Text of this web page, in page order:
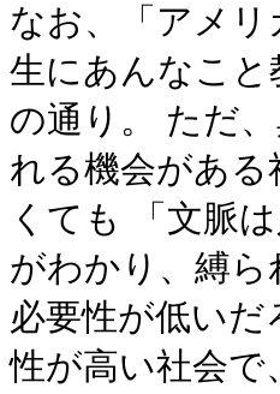
なお、「アメ
生にあんなこ
の通り。 ただ
れる機会があ
くても 「文脈
がわかり、縛
必要性が低い
性が高い社会で